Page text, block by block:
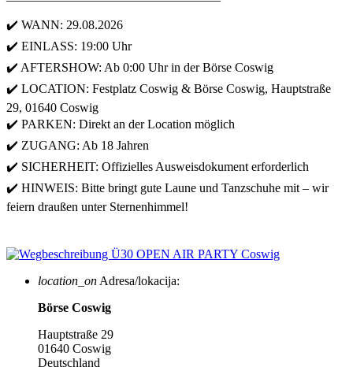
✔️ WANN: 29.08.2026
✔️ EINLASS: 19:00 Uhr
✔️ AFTERSHOW: Ab 0:00 Uhr in der Börse Coswig
✔️ LOCATION: Festplatz Coswig & Börse Coswig, Hauptstraße
29, 01640 Coswig
✔️ PARKEN: Direkt an der Location möglich
✔️ ZUGANG: Ab 18 Jahren
✔️ SICHERHEIT: Offizielles Ausweisdokument erforderlich
✔️ HINWEIS: Bitte bringt gute Laune und Tanzschuhe mit – wir
feiern draußen unter Sternenhimmel!
location_on Adresa/lokacija:
Börse Coswig
Hauptstraße 29
01640 Coswig
Deutschland